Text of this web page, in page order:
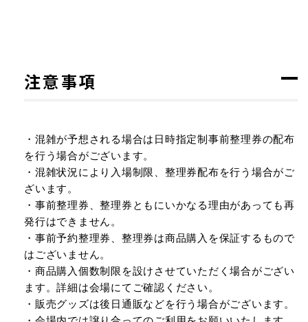
注意事項
・混雑が予想される場合は日時指定制事前整理券の配布
を行う場合がございます。
・混雑状況により入場制限、整理券配布を行う場合がご
ざいます。
・事前整理券、整理券ともにいかなる理由があっても再
発行はできません。
・事前予約整理券、整理券は商品購入を保証するもので
はございません。
・商品購入個数制限を設けさせていただく場合がござい
ます。詳細は会場にてご確認ください。
・販売グッズは後日通販などを行う場合がございます。